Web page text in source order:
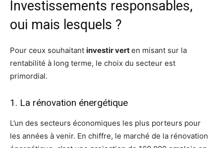
Investissements responsables,
oui mais lesquels ?
Pour ceux souhaitant investir verten misant sur la
rentabilité à long terme, le choix du secteur est
primordial.
1. La rénovation énergétique
L’un des secteurs économiques les plus porteurs pour
les années à venir. En chiffre, le marché de la rénovation